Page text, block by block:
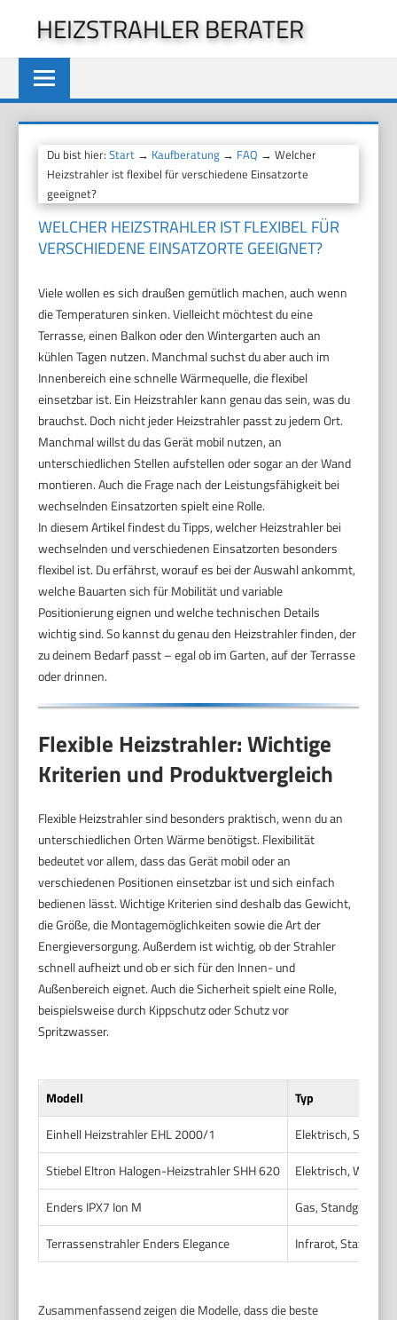
springen
HEIZSTRAHLER BERATER
Du bist hier:Start → Kaufberatung → FAQ → Welcher
Heizstrahler ist flexibel für verschiedene Einsatzorte
geeignet?
WELCHER HEIZSTRAHLER IST FLEXIBEL FÜR
VERSCHIEDENE EINSATZORTE GEEIGNET?
Viele wollen es sich draußen gemütlich machen, auch wenn
die Temperaturen sinken. Vielleicht möchtest du eine
Terrasse, einen Balkon oder den Wintergarten auch an
kühlen Tagen nutzen. Manchmal suchst du aber auch im
Innenbereich eine schnelle Wärmequelle, die flexibel
einsetzbar ist. Ein Heizstrahler kann genau das sein, was du
brauchst. Doch nicht jeder Heizstrahler passt zu jedem Ort.
Manchmal willst du das Gerät mobil nutzen, an
unterschiedlichen Stellen aufstellen oder sogar an der Wand
montieren. Auch die Frage nach der Leistungsfähigkeit bei
wechselnden Einsatzorten spielt eine Rolle.
In diesem Artikel findest du Tipps, welcher Heizstrahler bei
wechselnden und verschiedenen Einsatzorten besonders
flexibel ist. Du erfährst, worauf es bei der Auswahl ankommt,
welche Bauarten sich für Mobilität und variable
Positionierung eignen und welche technischen Details
wichtig sind. So kannst du genau den Heizstrahler finden, der
zu deinem Bedarf passt – egal ob im Garten, auf der Terrasse
oder drinnen.
Flexible Heizstrahler: Wichtige
Kriterien und Produktvergleich
Flexible Heizstrahler sind besonders praktisch, wenn du an
unterschiedlichen Orten Wärme benötigst. Flexibilität
bedeutet vor allem, dass das Gerät mobil oder an
verschiedenen Positionen einsetzbar ist und sich einfach
bedienen lässt. Wichtige Kriterien sind deshalb das Gewicht,
die Größe, die Montagemöglichkeiten sowie die Art der
Energieversorgung. Außerdem ist wichtig, ob der Strahler
schnell aufheizt und ob er sich für den Innen- und
Außenbereich eignet. Auch die Sicherheit spielt eine Rolle,
beispielsweise durch Kippschutz oder Schutz vor
Spritzwasser.
Modell
Typ
Einhell Heizstrahler EHL 2000/1
Elektrisch,
Stiebel Eltron Halogen-Heizstrahler SHH 620
Elektrisch,
Enders IPX7 Ion M
Gas, Standgerät
Terrassenstrahler Enders Elegance
Infrarot, Stativ/
Zusammenfassend zeigen die Modelle, dass die beste